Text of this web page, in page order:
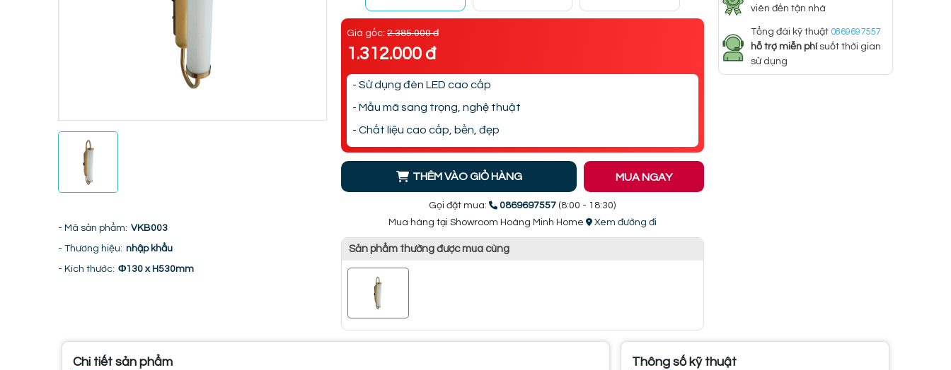
- Mã sản phẩm: VKB003
- Thương hiệu: nhập khẩu
- Kích thước: Φ130 x H530mm
Giá gốc: 2.385.000 đ
1.312.000 đ
- Sử dụng đèn LED cao cấp
- Mẫu mã sang trọng, nghệ thuật
- Chất liệu cao cấp, bền, đẹp
THÊM VÀO GIỎ HÀNG MUA NGAY
Gọi đặt mua: 0869697557 (8:00 - 18:30)
Mua hàng tại Showroom Hoàng Minh Home
Xem đường đi
Sản phẩm thường được mua cùng
viên đến tận nhà
Tổng đài kỹ thuật 0869697557
hỗ trợ miễn phísuốt thời gian
sử dụng
Chi tiết sản phẩm Thông số kỹ thuật